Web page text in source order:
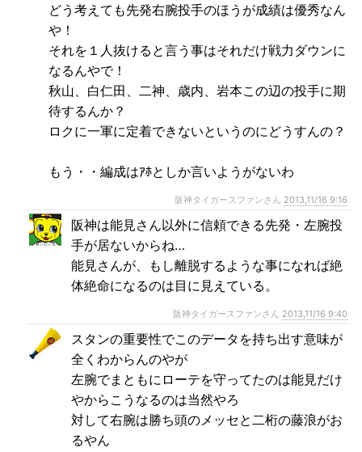
どう考えても先発右腕投手のほうが成績は優秀なん
や！
それを１人抜けると言う事はそれだけ戦力ダウンに
なるんやで！
秋山、白仁田、二神、歳内、岩本この辺の投手に期
待するんか？
ロクに一軍に定着できないというのにどうすんの？
もう・・編成はｱﾎとしか言いようがないわ
阪神タイガースファンさん 2013,11/16 9:16
阪神は能見さん以外に信頼できる先発・左腕投
手が居ないからね…
能見さんが、もし離脱するような事になれば絶
体絶命になるのは目に見えている。
阪神タイガースファンさん 2013,11/16 9:40
スタンの重要性でこのデータを持ち出す意味が
全くわからんのやが
左腕でまともにローテを守ってたのは能見だけ
やからこうなるのは当然やろ
対して右腕は勝ち頭のメッセと二桁の藤浪がお
るやん